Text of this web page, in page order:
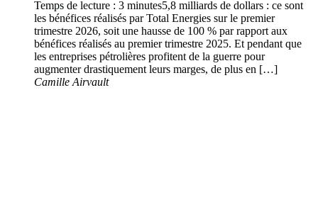
Temps de lecture : 3 minutes5,8 milliards de dollars : ce sont
les bénéfices réalisés par Total Energies sur le premier
trimestre 2026, soit une hausse de 100 % par rapport aux
bénéfices réalisés au premier trimestre 2025. Et pendant que
les entreprises pétrolières profitent de la guerre pour
augmenter drastiquement leurs marges, de plus en […]
Camille Airvault